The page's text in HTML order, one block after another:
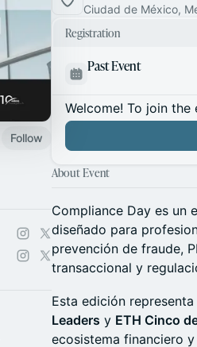
Follow
Ciudad de México,
Registration
Past Event
Welcome! To join the
About Event
Compliance Day es un
diseñado para
prevención de fraude,
transaccional y
Esta edición
Leaders y ETH Cinco
ecosistema financiero